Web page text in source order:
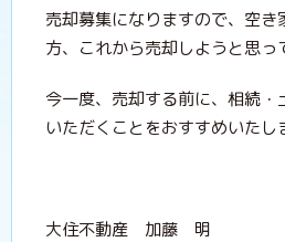
売却募集になりますので、空き
方、これから売却しようと思っ
今一度、売却する前に、相続・
いただくことをおすすめいたし
大住不動産 加藤 明